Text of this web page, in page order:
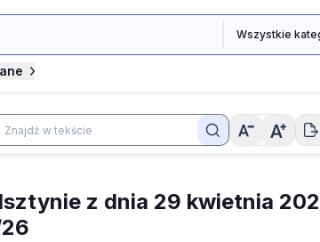
z dnia 29 kwietnia